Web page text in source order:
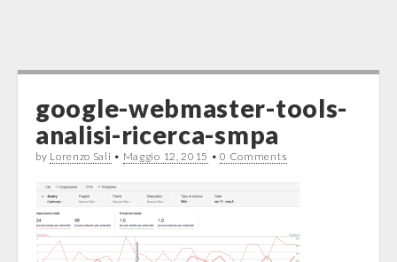
google-webmaster-tools-
analisi-ricerca-smpa
by Lorenzo Sali • Maggio 12, 2015 •0 Comments